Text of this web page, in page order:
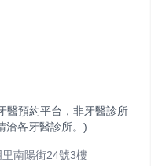
醫預約平台，非牙醫診所
洽各牙醫診所。)
南陽街24號3樓